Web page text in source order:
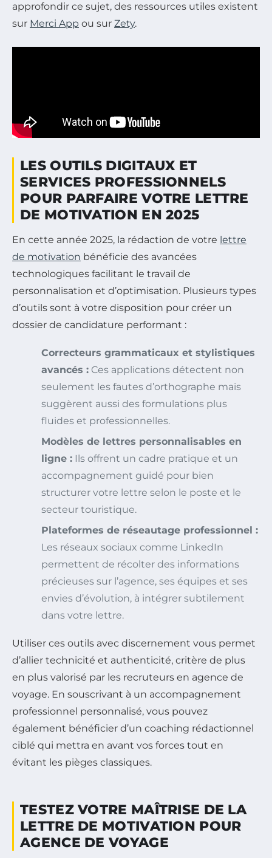
approfondir ce sujet, des ressources utiles existent
sur Merci App ou sur Zety.
LES OUTILS DIGITAUX ET
SERVICES PROFESSIONNELS
POUR PARFAIRE VOTRE LETTRE
DE MOTIVATION EN 2025
En cette année 2025, la rédaction de votre lettre
de motivation bénéficie des avancées
technologiques facilitant le travail de
personnalisation et d’optimisation. Plusieurs types
d’outils sont à votre disposition pour créer un
dossier de candidature performant :
Correcteurs grammaticaux et stylistiques
avancés : Ces applications détectent non
seulement les fautes d’orthographe mais
suggèrent aussi des formulations plus
fluides et professionnelles.
Modèles de lettres personnalisables en
ligne : Ils offrent un cadre pratique et un
accompagnement guidé pour bien
structurer votre lettre selon le poste et le
secteur touristique.
Plateformes de réseautage professionnel :
Les réseaux sociaux comme LinkedIn
permettent de récolter des informations
précieuses sur l’agence, ses équipes et ses
envies d’évolution, à intégrer subtilement
dans votre lettre.
Utiliser ces outils avec discernement vous permet
d’allier technicité et authenticité, critère de plus
en plus valorisé par les recruteurs en agence de
voyage. En souscrivant à un accompagnement
professionnel personnalisé, vous pouvez
également bénéficier d’un coaching rédactionnel
ciblé qui mettra en avant vos forces tout en
évitant les pièges classiques.
TESTEZ VOTRE MAÎTRISE DE LA
LETTRE DE MOTIVATION POUR
AGENCE DE VOYAGE